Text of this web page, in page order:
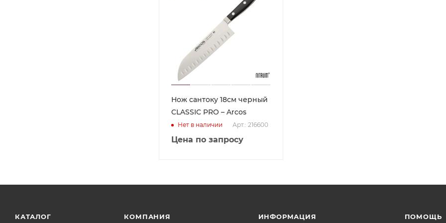
Нож сантоку 18см черный
CLASSIC PRO – Arcos
Нет в наличии Арт.: 216600
Цена по запросу
КАТАЛОГ КОМПАНИЯ ИНФОРМАЦИЯ ПОМОЩЬ